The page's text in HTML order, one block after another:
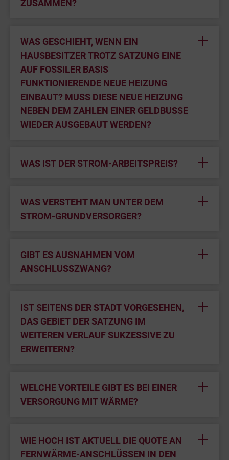
ZUSAMMEN?
WAS GESCHIEHT, WENN EIN
HAUSBESITZER TROTZ SATZUNG EINE
AUF FOSSILER BASIS
FUNKTIONIERENDE NEUE HEIZUNG
EINBAUT? MUSS DIESE NEUE HEIZUNG
NEBEN DEM ZAHLEN EINER GELDBUSSE
WIEDER AUSGEBAUT WERDEN?
WAS IST DER STROM-ARBEITSPREIS?
WAS VERSTEHT MAN UNTER DEM
STROM-GRUNDVERSORGER?
GIBT ES AUSNAHMEN VOM
ANSCHLUSSZWANG?
IST SEITENS DER STADT VORGESEHEN,
DAS GEBIET DER SATZUNG IM
WEITEREN VERLAUF SUKZESSIVE ZU
ERWEITERN?
WELCHE VORTEILE GIBT ES BEI EINER
VERSORGUNG MIT WÄRME?
WIE HOCH IST AKTUELL DIE QUOTE AN
FERNWÄRME-ANSCHLÜSSEN IN DEN